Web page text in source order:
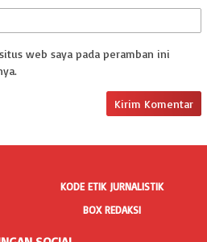
web saya pada peramban ini
KODE ETIK JURNALISTIK
BOX REDAKSI